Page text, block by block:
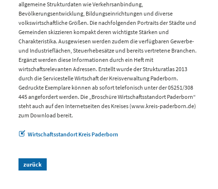
allgemeine Strukturdaten wie Verkehrsanbindung,
Bevölkerungsentwicklung, Bildungseinrichtungen und diverse
volkswirtschaftliche Größen. Die nachfolgenden Portraits der Städte und
Gemeinden skizzieren kompakt deren wichtigste Stärken und
Charakteristika. Ausgewiesen werden zudem die verfügbaren Gewerbe-
und Industrieflächen, Steuerhebesätze und bereits vertretene Branchen.
Ergänzt werden diese Informationen durch ein Heft mit
wirtschaftsrelevanten Adressen. Erstellt wurde der Strukturatlas 2013
durch die Servicestelle Wirtschaft der Kreisverwaltung Paderborn.
Gedruckte Exemplare können ab sofort telefonisch unter der 05251/308
445 angefordert werden. Die „Broschüre Wirtschaftsstandort Paderborn“
steht auch auf den Internetseiten des Kreises (www.kreis-paderborn.de)
zum Download bereit.
Wirtschaftsstandort Kreis Paderborn
zurück